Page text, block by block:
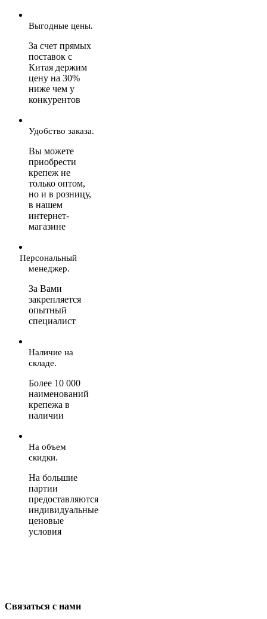
Выгодные цены.
За счет прямых
поставок с
Китая держим
цену на 30%
ниже чем у
конкурентов
Удобство заказа.
Вы можете
приобрести
крепеж не
только оптом,
но и в розницу,
в нашем
интернет-
магазине
Персональный
менеджер.
За Вами
закрепляется
опытный
специалист
Наличие на
складе.
Более 10 000
наименований
крепежа в
наличии
На объем
скидки.
На большие
партии
предоставляются
индивидуальные
ценовые
условия
Связаться с нами